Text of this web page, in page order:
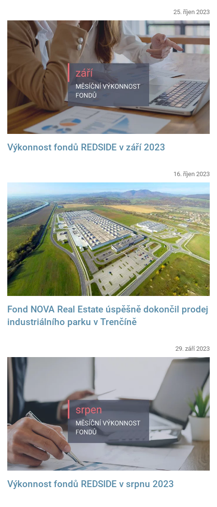
25. říjen 2023
Výkonnost fondů REDSIDE v září 2023
16. říjen 2023
Fond NOVA Real Estate úspěšně dokončil prodej
industriálního parku v Trenčíně
29. září 2023
Výkonnost fondů REDSIDE v srpnu 2023